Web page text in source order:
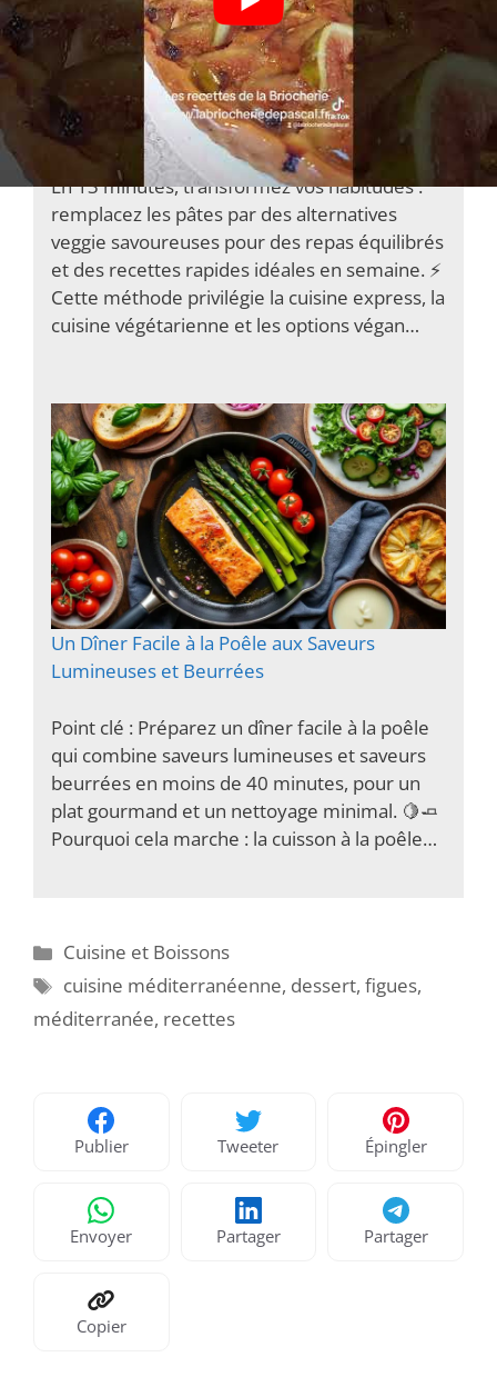
En 13 minutes : des alternatives veggie
idéales pour vos pâtes
En 13 minutes, transformez vos habitudes :
remplacez les pâtes par des alternatives
veggie savoureuses pour des repas équilibrés
et des recettes rapides idéales en semaine. ⚡️
Cette méthode privilégie la cuisine express, la
cuisine végétarienne et les options végan…
Un Dîner Facile à la Poêle aux Saveurs
Lumineuses et Beurrées
Point clé : Préparez un dîner facile à la poêle
qui combine saveurs lumineuses et saveurs
beurrées en moins de 40 minutes, pour un
plat gourmand et un nettoyage minimal. 🍋🧈
Pourquoi cela marche : la cuisson à la poêle…
Catégories
Cuisine et Boissons
Étiquettes
cuisine méditerranéenne, dessert,figues,
méditerranée, recettes
Publier Tweeter Épingler
Envoyer Partager Partager
Copier